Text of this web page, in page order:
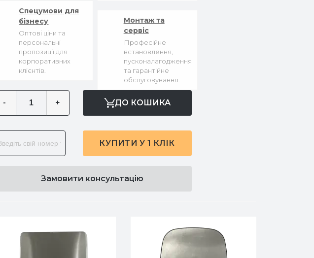
Спецумови для
бізнесу
Оптові ціни та
персональні
пропозиції для
корпоративних
клієнтів.
Монтаж та
сервіс
Професійне
встановлення,
пусконалагодження
та гарантійне
обслуговування.
- + ДО КОШИКА
КУПИТИ У 1 КЛІК
Замовити консультацію